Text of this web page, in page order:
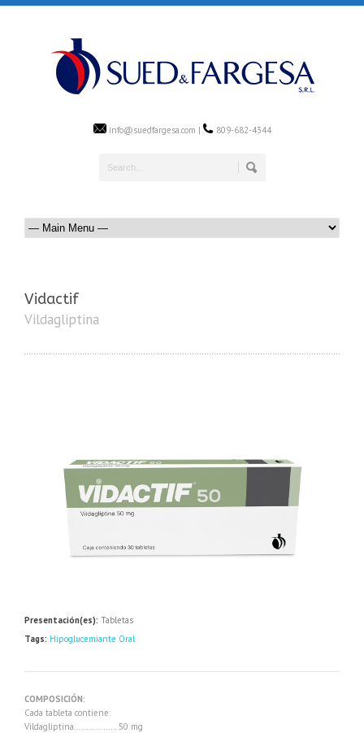
info@suedfargesa.com | 809-682-4344
Vidactif
Vildagliptina
Presentación(es): Tabletas
Tags: Hipoglucemiante Oral
COMPOSICIÓN:
Cada tableta contiene:
Vildagliptina……………… 50 mg